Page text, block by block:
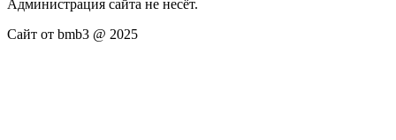
Администрация сайта не несёт.
Сайт от bmb3 @ 2025